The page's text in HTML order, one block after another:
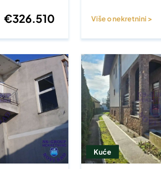
€326.510 Više o nekretnini >
Kuće